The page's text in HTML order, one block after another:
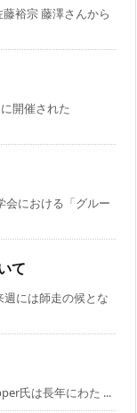
裕宗 藤澤さんから
開催された
会における「グルー
て
週には師走の候とな
氏は長年にわた ...